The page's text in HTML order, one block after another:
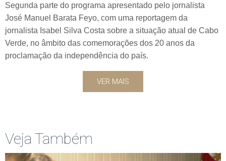
Segunda parte do programa apresentado pelo jornalista
José Manuel Barata Feyo, com uma reportagem da
jornalista Isabel Silva Costa sobre a situação atual de Cabo
Verde, no âmbito das comemorações dos 20 anos da
proclamação da independência do país.
VER MAIS
Veja Também